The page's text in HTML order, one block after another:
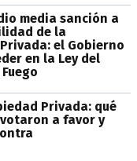
media sanción a
de la
el Gobierno
en la Ley del
Privada: qué
a favor y